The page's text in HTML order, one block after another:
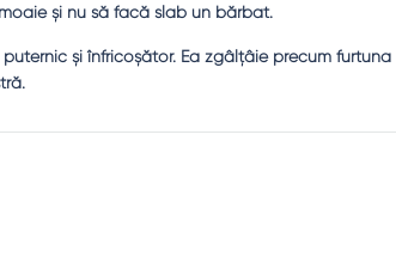
şi nu să facă slab un bărbat.
puternic şi înfricoşător. Ea zgâlţâie precum